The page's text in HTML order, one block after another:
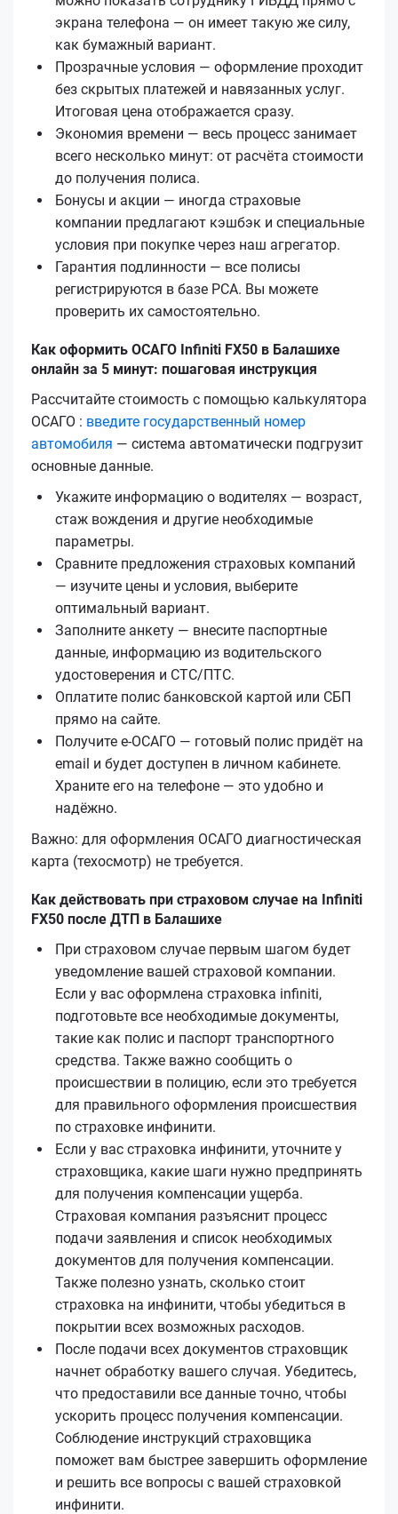
экрана телефона — он имеет такую же силу,
как бумажный вариант.
Прозрачные условия — оформление проходит
без скрытых платежей и навязанных услуг.
Итоговая цена отображается сразу.
Экономия времени — весь процесс занимает
всего несколько минут: от расчёта стоимости
до получения полиса.
Бонусы и акции — иногда страховые
компании предлагают кэшбэк и специальные
условия при покупке через наш агрегатор.
Гарантия подлинности — все полисы
регистрируются в базе РСА. Вы можете
проверить их самостоятельно.
Как оформить ОСАГО Infiniti FX50 в Балашихе
онлайн за 5 минут: пошаговая инструкция
Рассчитайте стоимость с помощью калькулятора
ОСАГО : введите государственный номер
автомобиля — система автоматически подгрузит
основные данные.
Укажите информацию о водителях — возраст,
стаж вождения и другие необходимые
параметры.
Сравните предложения страховых компаний
— изучите цены и условия, выберите
оптимальный вариант.
Заполните анкету — внесите паспортные
данные, информацию из водительского
удостоверения и СТС/ПТС.
Оплатите полис банковской картой или СБП
прямо на сайте.
Получите е‑ОСАГО — готовый полис придёт на
email и будет доступен в личном кабинете.
Храните его на телефоне — это удобно и
надёжно.
Важно: для оформления ОСАГО диагностическая
карта (техосмотр) не требуется.
Как действовать при страховом случае на Infiniti
FX50 после ДТП в Балашихе
При страховом случае первым шагом будет
уведомление вашей страховой компании.
Если у вас оформлена страховка infiniti,
подготовьте все необходимые документы,
такие как полис и паспорт транспортного
средства. Также важно сообщить о
происшествии в полицию, если это требуется
для правильного оформления происшествия
по страховке инфинити.
Если у вас страховка инфинити, уточните у
страховщика, какие шаги нужно предпринять
для получения компенсации ущерба.
Страховая компания разъяснит процесс
подачи заявления и список необходимых
документов для получения компенсации.
Также полезно узнать, сколько стоит
страховка на инфинити, чтобы убедиться в
покрытии всех возможных расходов.
После подачи всех документов страховщик
начнет обработку вашего случая. Убедитесь,
что предоставили все данные точно, чтобы
ускорить процесс получения компенсации.
Соблюдение инструкций страховщика
поможет вам быстрее завершить оформление
и решить все вопросы с вашей страховкой
инфинити.